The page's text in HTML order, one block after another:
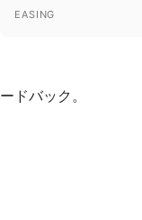
EASING
ドバック。